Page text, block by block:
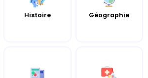
Histoire Géographie